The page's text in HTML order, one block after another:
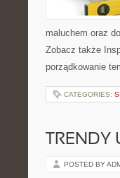
maluchem oraz
Zobacz także
porządkowanie
CATEGORIES:
TRENDY
POSTED BY